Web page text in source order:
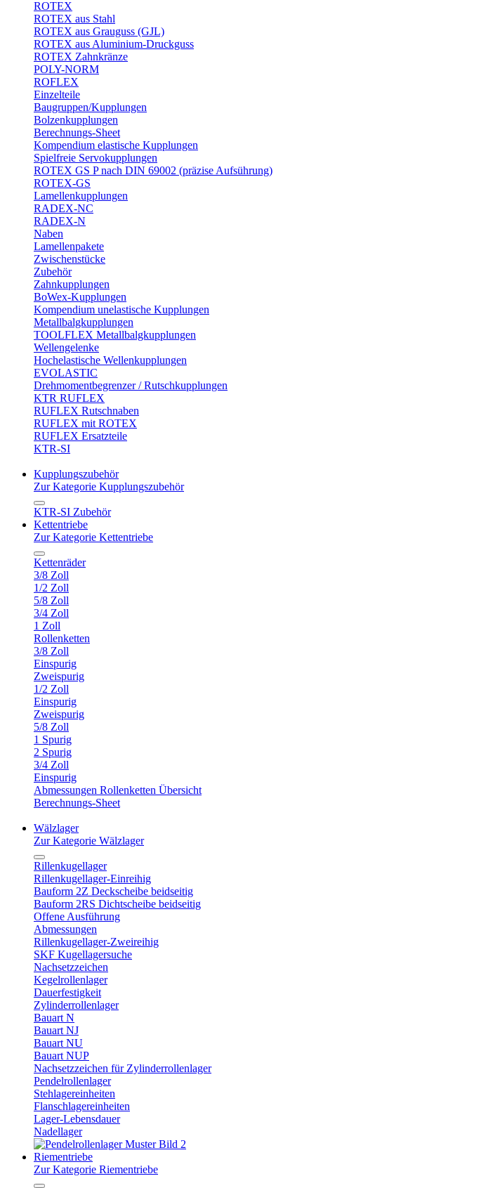
ROTEX
ROTEX aus Stahl
ROTEX aus Grauguss (GJL)
ROTEX aus Aluminium-Druckguss
ROTEX Zahnkränze
POLY-NORM
ROFLEX
Einzelteile
Baugruppen/Kupplungen
Bolzenkupplungen
Berechnungs-Sheet
Kompendium elastische Kupplungen
Spielfreie Servokupplungen
ROTEX GS P nach DIN 69002 (präzise Aufsührung)
ROTEX-GS
Lamellenkupplungen
RADEX-NC
RADEX-N
Naben
Lamellenpakete
Zwischenstücke
Zubehör
Zahnkupplungen
BoWex-Kupplungen
Kompendium unelastische Kupplungen
Metallbalgkupplungen
TOOLFLEX Metallbalgkupplungen
Wellengelenke
Hochelastische Wellenkupplungen
EVOLASTIC
Drehmomentbegrenzer / Rutschkupplungen
KTR RUFLEX
RUFLEX Rutschnaben
RUFLEX mit ROTEX
RUFLEX Ersatzteile
KTR-SI
Kupplungszubehör
Zur Kategorie Kupplungszubehör
KTR-SI Zubehör
Kettentriebe
Zur Kategorie Kettentriebe
Kettenräder
3/8 Zoll
1/2 Zoll
5/8 Zoll
3/4 Zoll
1 Zoll
Rollenketten
3/8 Zoll
Einspurig
Zweispurig
1/2 Zoll
Einspurig
Zweispurig
5/8 Zoll
1 Spurig
2 Spurig
3/4 Zoll
Einspurig
Abmessungen Rollenketten Übersicht
Berechnungs-Sheet
Wälzlager
Zur Kategorie Wälzlager
Rillenkugellager
Rillenkugellager-Einreihig
Bauform 2Z Deckscheibe beidseitig
Bauform 2RS Dichtscheibe beidseitig
Offene Ausführung
Abmessungen
Rillenkugellager-Zweireihig
SKF Kugellagersuche
Nachsetzzeichen
Kegelrollenlager
Dauerfestigkeit
Zylinderrollenlager
Bauart N
Bauart NJ
Bauart NU
Bauart NUP
Nachsetzzeichen für Zylinderrollenlager
Pendelrollenlager
Stehlagereinheiten
Flanschlagereinheiten
Lager-Lebensdauer
Nadellager
Riementriebe
Zur Kategorie Riementriebe